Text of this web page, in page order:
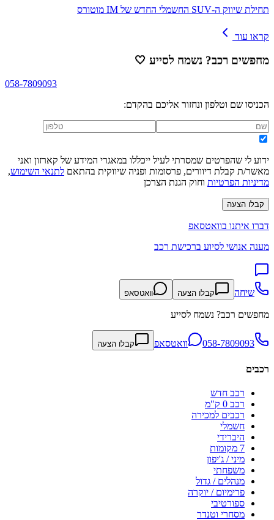
תחילת שיווק ה-SUV החשמלי החדש של IM מוטורס
קראו עוד
מחפשים רכב? נשמח לסייע 🤍
058-7809093
הכניסו שם וטלפון ונחזור אליכם בהקדם:
ידוע לי שהפרטים שמסרתי לעיל ייכללו במאגרי המידע של קארזון ואני
מאשר/ת קבלת דיוורים, פרסומות ופניה שיווקית בהתאם לתנאי השימוש,
מדיניות הפרטיות וחוק הגנת הצרכן
קבלו הצעה
דברו איתנו בוואטסאפ
מענה אנושי לסיוע ברכישת רכב
שיחה קבלו הצעה וואטסאפ
מחפשים רכב? נשמח לסייע
058-7809093 וואטסאפ קבלו הצעה
רכבים
רכב חדש
רכב 0 ק"מ
רכבים למכירה
חשמלי
היברידי
7 מקומות
מיני / ג'יפון
משפחתי
מנהלים / גדול
פרימיום / יוקרה
ספורטיבי
מסחרי וטנדר